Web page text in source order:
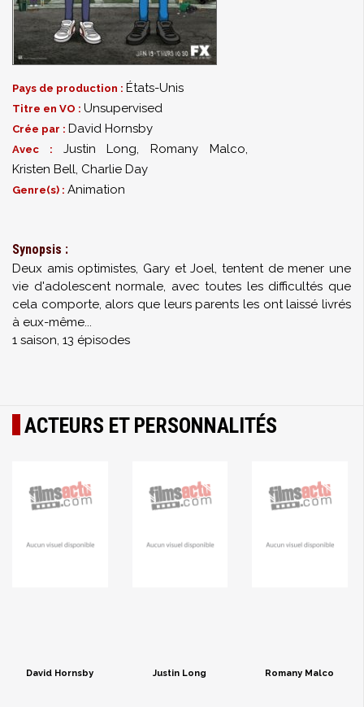
Pays de production : États-Unis
Titre en VO : Unsupervised
Crée par : David Hornsby
Avec : Justin Long,Romany Malco,
Kristen Bell, Charlie Day
Genre(s) : Animation
Synopsis :
Deux amis optimistes, Gary et Joel, tentent de mener une
vie d'adolescent normale, avec toutes les difficultés que
cela comporte, alors que leurs parents les ont laissé livrés
à eux-même...
1 saison, 13 épisodes
ACTEURS ET PERSONNALITÉS
David Hornsby Justin Long Romany Malco